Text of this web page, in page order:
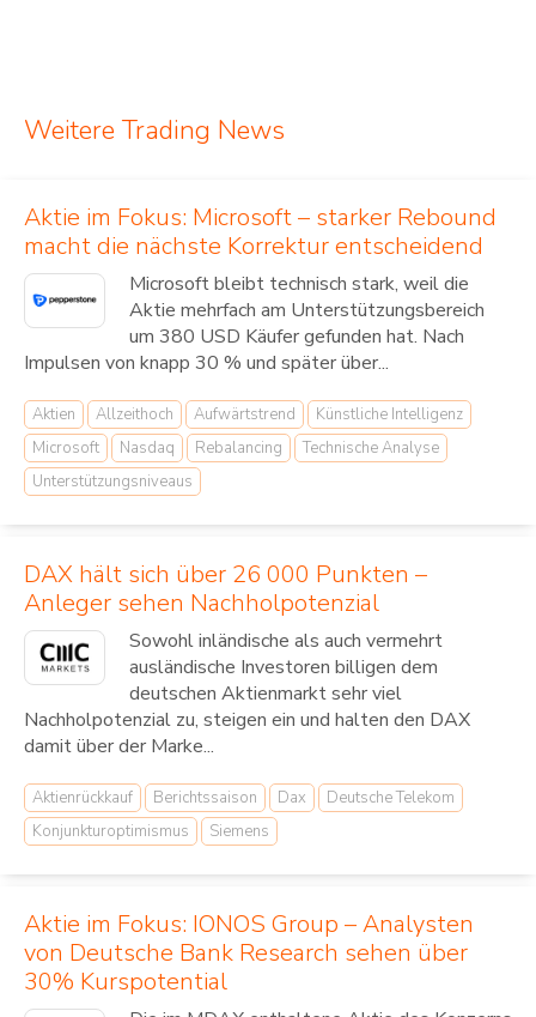
Weitere Trading News
Aktie im Fokus: Microsoft – starker Rebound
macht die nächste Korrektur entscheidend
Microsoft bleibt technisch stark, weil die
Aktie mehrfach am Unterstützungsbereich
um 380 USD Käufer gefunden hat. Nach
Impulsen von knapp 30 % und später über...
Aktien Allzeithoch Aufwärtstrend
Künstliche Intelligenz
Microsoft
Nasdaq Rebalancing
Technische Analyse
Unterstützungsniveaus
DAX hält sich über 26 000 Punkten –
Anleger sehen Nachholpotenzial
Sowohl inländische als auch vermehrt
ausländische Investoren billigen dem
deutschen Aktienmarkt sehr viel
Nachholpotenzial zu, steigen ein und halten den DAX
damit über der Marke...
Aktienrückkauf Berichtssaison Dax
Deutsche Telekom
Konjunkturoptimismus
Siemens
Aktie im Fokus: IONOS Group – Analysten
von Deutsche Bank Research sehen über
30% Kurspotential